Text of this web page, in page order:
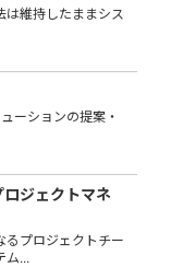
維持したままシス
ーションの提案・
ジェクトマネ
るプロジェクトチー
ム...